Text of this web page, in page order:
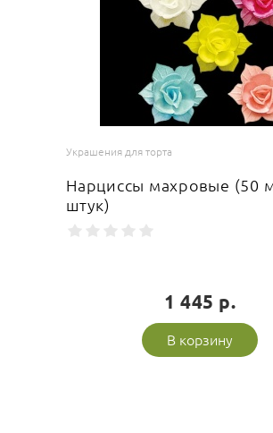
Украшения для торта
Нарциссы махровые (50
штук)
1 445 р.
В корзину